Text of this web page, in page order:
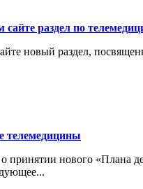
раздел по
новый раздел,
телемедицины
принятии нового